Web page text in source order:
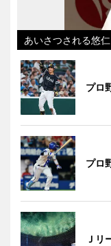
あいさつされる悠仁
プロ
プロ
Ｊリ